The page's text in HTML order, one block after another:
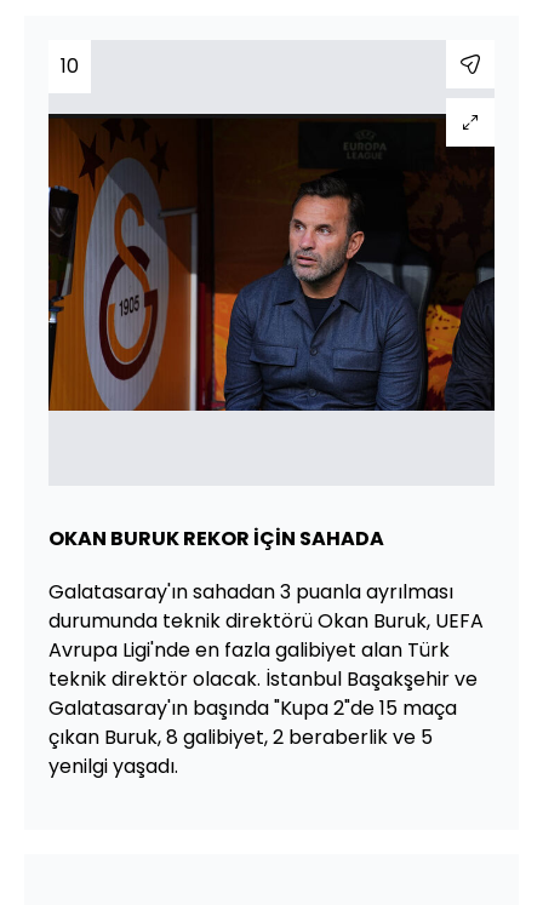
10
OKAN BURUK REKOR İÇİN SAHADA
Galatasaray'ın sahadan 3 puanla ayrılması
durumunda teknik direktörü Okan Buruk, UEFA
Avrupa Ligi'nde en fazla galibiyet alan Türk
teknik direktör olacak. İstanbul Başakşehir ve
Galatasaray'ın başında "Kupa 2"de 15 maça
çıkan Buruk, 8 galibiyet, 2 beraberlik ve 5
yenilgi yaşadı.